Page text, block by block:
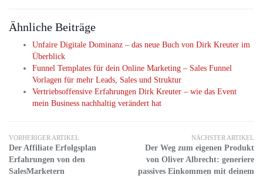
Ähnliche Beiträge
Unfaire Digitale Dominanz – das neue Buch von Dirk Kreuter im
Überblick
Funnel Templates für dein Online Marketing – Sales Funnel
Vorlagen für mehr Leads, Sales und Struktur
Vertriebsoffensive Erfahrungen Dirk Kreuter – wie das Event
mein Business nachhaltig verändert hat
VORHERIGER ARTIKEL
Der Affiliate Erfolgsplan
Erfahrungen von den
SalesMarketern
NÄCHSTER ARTIKEL
Der Weg zum eigenen Produkt
von Oliver Albrecht: generiere
passives Einkommen mit deinem